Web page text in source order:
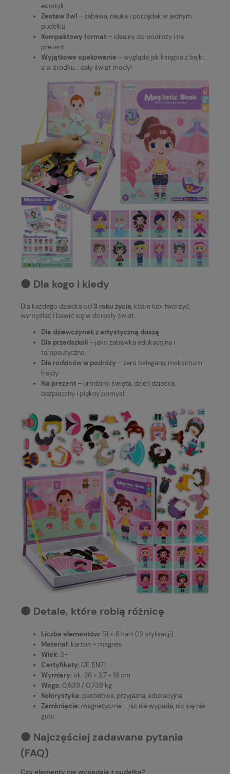
estetyki.
Zestaw 3w1 – zabawa, nauka i porządek w jednym
pudełku.
Kompaktowy format – idealny do podróży i na
prezent.
Wyjątkowe opakowanie – wygląda jak książka z bajki,
a w środku... cały świat mody!
⚫️ Dla kogo i kiedy
Dla każdego dziecka od 3 roku życia, które lubi tworzyć,
wymyślać i bawić się w dorosły świat.
Dla dziewczynek z artystyczną duszą.
Dla przedszkoli – jako zabawka edukacyjna i
terapeutyczna.
Dla rodziców w podróży – zero bałaganu, maksimum
frajdy.
Na prezent – urodziny, święta, dzień dziecka,
bezpieczny i piękny pomysł.
⚫️ Detale, które robią różnicę
Liczba elementów: 51 + 6 kart (12 stylizacji)
Materiał: karton + magnes
Wiek: 3+
Certyfikaty:CE, EN71
Wymiary:ok. 26 × 3,7 × 19 cm
Waga:0,639 / 0,738 kg
Kolorystyka: pastelowa, przyjazna, edukacyjna
Zamknięcie: magnetyczne – nic nie wypada, nic się nie
gubi.
⚫️ Najczęściej zadawane pytania
(FAQ)